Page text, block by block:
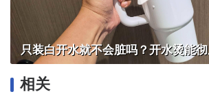
相关